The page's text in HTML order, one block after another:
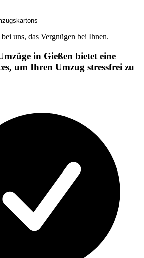
uns, das Vergnügen bei Ihnen.
in Gießen bietet eine
um Ihren Umzug stressfrei zu